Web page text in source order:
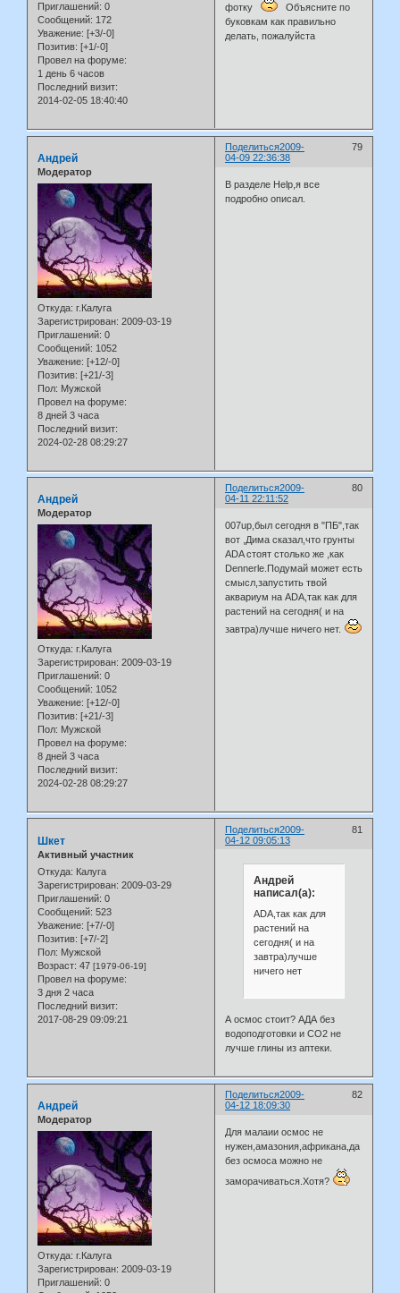
Приглашений: 0
Сообщений: 172
Уважение: [+3/-0]
Позитив: [+1/-0]
Провел на форуме:
1 день 6 часов
Последний визит:
2014-02-05 18:40:40
фотку
Объясните по
буковкам как правильно
делать, пожалуйста
Поделиться 79
2009-
04-09 22:36:38
Андрей
Модератор
Откуда: г.Калуга
Зарегистрирован: 2009-03-19
Приглашений: 0
Сообщений: 1052
Уважение: [+12/-0]
Позитив: [+21/-3]
Пол: Мужской
Провел на форуме:
8 дней 3 часа
Последний визит:
2024-02-28 08:29:27
В разделе Help,я все
подробно описал.
Поделиться 80
2009-
04-11 22:11:52
Андрей
Модератор
Откуда: г.Калуга
Зарегистрирован: 2009-03-19
Приглашений: 0
Сообщений: 1052
Уважение: [+12/-0]
Позитив: [+21/-3]
Пол: Мужской
Провел на форуме:
8 дней 3 часа
Последний визит:
2024-02-28 08:29:27
007up,был сегодня в "ПБ",так
вот ,Дима сказал,что грунты
ADA стоят столько же ,как
Dennerle.Подумай может есть
смысл,запустить твой
аквариум на ADA,так как для
растений на сегодня( и на
завтра)лучше ничего нет.
Поделиться 81
2009-
04-12 09:05:13
Шкет
Активный участник
Откуда: Калуга
Зарегистрирован: 2009-03-29
Приглашений: 0
Сообщений: 523
Уважение: [+7/-0]
Позитив: [+7/-2]
Пол: Мужской
Возраст: 47 [1979-06-19]
Провел на форуме:
3 дня 2 часа
Последний визит:
2017-08-29 09:09:21
Андрей
написал(а):
ADA,так как для
растений на
сегодня( и на
завтра)лучше
ничего нет
А осмос стоит? АДА без
водоподготовки и СО2 не
лучше глины из аптеки.
Поделиться 82
2009-
04-12 18:09:30
Андрей
Модератор
Откуда: г.Калуга
Зарегистрирован: 2009-03-19
Приглашений: 0
Для малаии осмос не
нужен,амазония,африкана,да
без осмоса можно не
заморачиваться.Хотя?